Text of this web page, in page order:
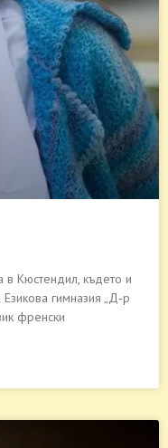
Кюстендил, където и
гимназия „Д‑р
френски